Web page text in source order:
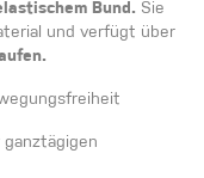
Bund. Sie
und verfügt über
ganztägigen